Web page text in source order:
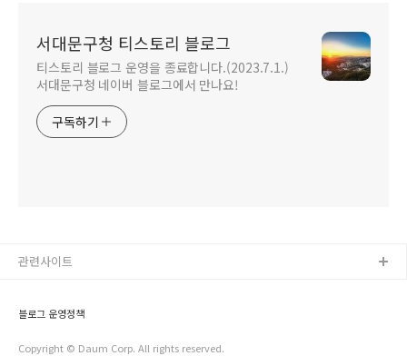
서대문구청 티스토리 블로그
티스토리 블로그 운영을 종료합니다.(2023.7.1.)
서대문구청 네이버 블로그에서 만나요!
구독하기
블로그 운영정책
Copyright © Daum Corp. All rights reserved.
관련사이트